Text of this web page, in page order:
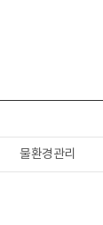
물환경관리